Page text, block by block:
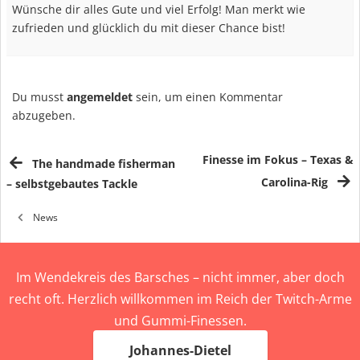
Wünsche dir alles Gute und viel Erfolg! Man merkt wie
zufrieden und glücklich du mit dieser Chance bist!
Du musst angemeldet sein, um einen Kommentar
abzugeben.
The handmade fisherman
– selbstgebautes Tackle
Finesse im Fokus – Texas &
Carolina-Rig
News
Im Wendekreis des Barsches – nicht immer, aber doch
recht oft. Herzlich willkommen im Reich der Twitch-Arme
und Gummi-Finessen.
Johannes-Dietel